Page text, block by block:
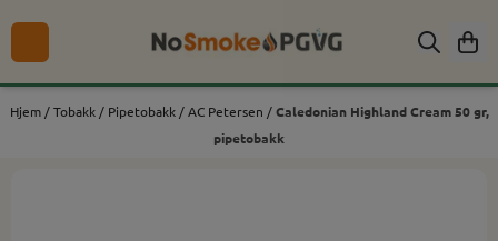
Hopp til innhold
Hjem /Tobakk / Pipetobakk /AC Petersen /Caledonian Highland Cream 50 gr,
pipetobakk